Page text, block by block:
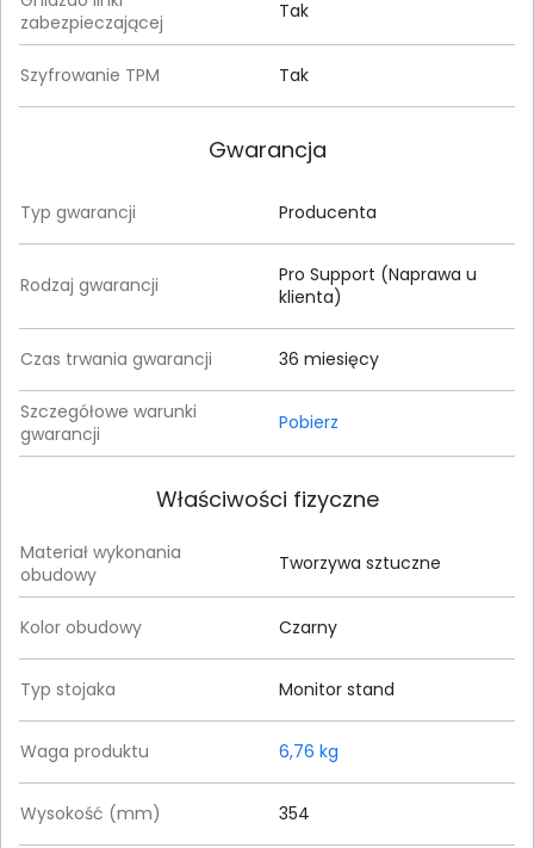
zabezpieczającej
Tak
Szyfrowanie TPM Tak
Gwarancja
Typ gwarancji Producenta
Rodzaj gwarancji
Pro Support (Naprawa u
klienta)
Czas trwania gwarancji 36 miesięcy
Szczegółowe warunki
gwarancji
Pobierz
Właściwości fizyczne
Materiał wykonania
obudowy
Tworzywa sztuczne
Kolor obudowy Czarny
Typ stojaka Monitor stand
Waga produktu 6,76 kg
Wysokość (mm) 354